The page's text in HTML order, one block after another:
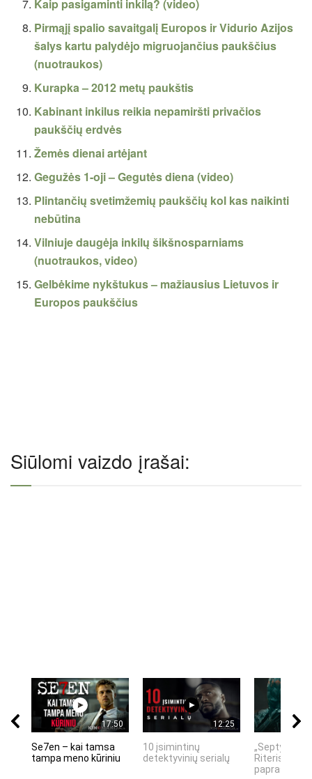
Kaip pasigaminti inkilą? (video)
Pirmąjį spalio savaitgalį Europos ir Vidurio Azijos
šalys kartu palydėjo migruojančius paukščius
(nuotraukos)
Kurapka – 2012 metų paukštis
Kabinant inkilus reikia nepamiršti privačios
paukščių erdvės
Žemės dienai artėjant
Gegužės 1-oji – Gegutės diena (video)
Plintančių svetimžemių paukščių kol kas naikinti
nebūtina
Vilniuje daugėja inkilų šikšnosparniams
(nuotraukos, video)
Gelbėkime nykštukus – mažiausius Lietuvos ir
Europos paukščius
Siūlomi vaizdo įrašai:
17:50
Se7en – kai tamsa
tampa meno kūriniu
12:25
10 įsimintinų
detektyvinių serialų
„Septynių
Riteris" – kai